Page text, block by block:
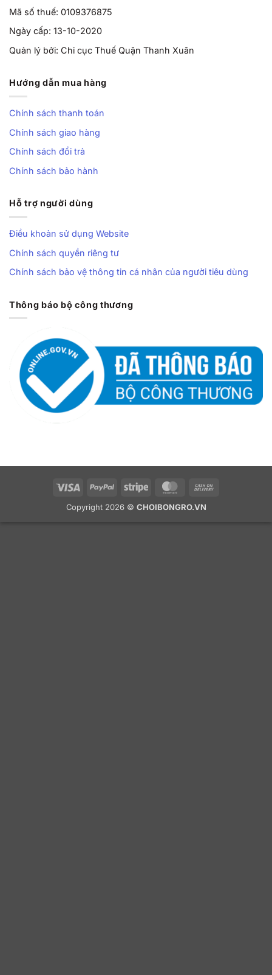
Mã số thuế: 0109376875
Ngày cấp: 13-10-2020
Quản lý bởi: Chi cục Thuế Quận Thanh Xuân
Hướng dẫn mua hàng
Chính sách thanh toán
Chính sách giao hàng
Chính sách đổi trả
Chính sách bảo hành
Hỗ trợ người dùng
Điều khoản sử dụng Website
Chính sách quyền riêng tư
Chính sách bảo vệ thông tin cá nhân của người tiêu dùng
Thông báo bộ công thương
Visa PayPal Stripe MasterCard
Copyright 2026 © CHOIBONGRO.VN